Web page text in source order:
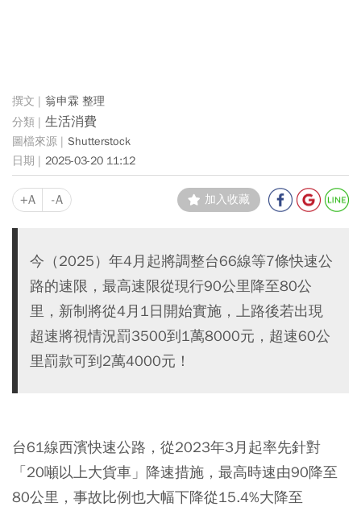
翁申霖 整理
生活消費
Shutterstock
2025-03-20 11:12
+A -A 加入收藏
今（2025）年4月起將調整台66線等7條快速公
路的速限，最高速限從現行90公里降至80公
里，新制將從4月1日開始實施，上路後若出現
超速將視情況罰3500到1萬8000元，超速60公
里罰款可到2萬4000元！
台61線西濱快速公路，從2023年3月起率先針對
「20噸以上大貨車」 降速措施，最高時速由90降至
80公里，事故比例也大幅下降從15.4%大降至